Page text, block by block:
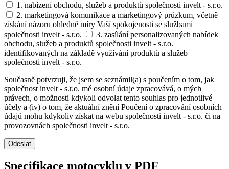
1. nabízení obchodu, služeb a produktů společnosti invelt - s.r.o.
2. marketingová komunikace a marketingový průzkum, včetně
získání názoru ohledně míry Vaší spokojenosti se službami
společnosti invelt - s.r.o.
3. zasílání personalizovaných nabídek
obchodu, služeb a produktů společnosti invelt - s.r.o.
identifikovaných na základě využívání produktů a služeb
společnosti invelt - s.r.o.
Současně potvrzuji, že jsem se seznámil(a) s poučením o tom, jak
společnost invelt - s.r.o. mé osobní údaje zpracovává, o mých
právech, o možnosti kdykoli odvolat tento souhlas pro jednotlivé
účely a (iv) o tom, že aktuální znění Poučení o zpracování osobních
údajů mohu kdykoliv získat na webu společnosti invelt - s.r.o. či na
provozovnách společnosti invelt - s.r.o.
Odeslat
Specifikace motocyklu v PDF